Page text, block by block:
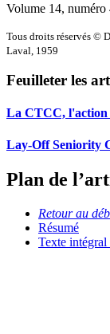
Volume 14, numéro
Tous droits réservés ©
Laval, 1959
Feuilleter les
La CTCC, l'action
Lay-Off Seniority
Plan de
Retour au
Résumé
Texte